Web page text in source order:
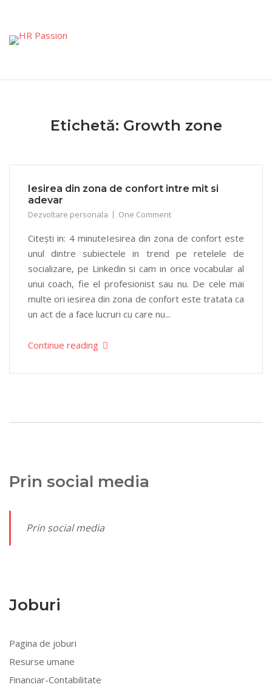
content
Etichetă: Growth zone
Iesirea din zona de confort intre mit si
adevar
Dezvoltare personala One Comment
Citești in: 4 minuteIesirea din zona de confort este
unul dintre subiectele in trend pe retelele de
socializare, pe Linkedin si cam in orice vocabular al
unui coach, fie el profesionist sau nu. De cele mai
multe ori iesirea din zona de confort este tratata ca
un act de a face lucruri cu care nu...
Continue reading
Prin social media
Prin social media
Joburi
Pagina de joburi
Resurse umane
Financiar-Contabilitate